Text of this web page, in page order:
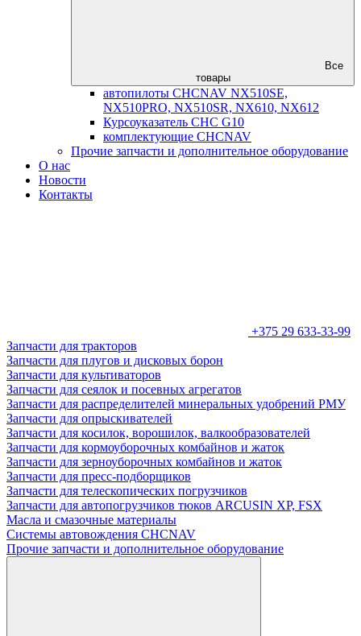
Все
товары
автопилоты CHCNAV NX510SE,
NX510PRO, NX510SR, NX610, NX612
Курсоуказатель CHC G10
комплектующие CHCNAV
Прочие запчасти и дополнительное оборудование
О нас
Новости
Контакты
+375 29 633-33-99
Запчасти для тракторов
Запчасти для плугов и дисковых борон
Запчасти для культиваторов
Запчасти для сеялок и посевных агрегатов
Запчасти для распределителей минеральных удобрений РМУ
Запчасти для опрыскивателей
Запчасти для косилок, ворошилок, валкообразователей
Запчасти для кормоуборочных комбайнов и жаток
Запчасти для зерноуборочных комбайнов и жаток
Запчасти для пресс-подборщиков
Запчасти для телескопических погрузчиков
Запчасти для автопогрузчиков тюков ARCUSIN XP, FSX
Масла и смазочные материалы
Системы автовождения CHCNAV
Прочие запчасти и дополнительное оборудование